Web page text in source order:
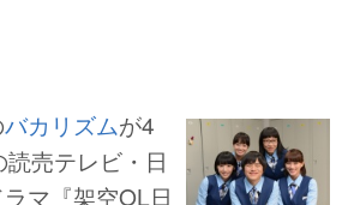
バカリズムが4
売テレビ・日
マ『架空OL日